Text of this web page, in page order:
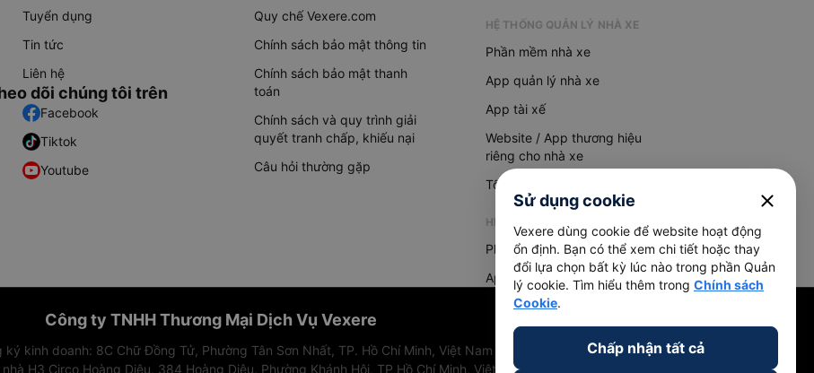
Tuyển dụng
Tin tức
Liên hệ
dõi chúng tôi trên
Facebook
Tiktok
Youtube
Quy chế Vexere.com
Chính sách bảo mật thông tin
Chính sách bảo mật thanh
toán
Chính sách và quy trình giải
quyết tranh chấp, khiếu nại
Câu hỏi thường gặp
HỆ THỐNG QUẢN LÝ NHÀ XE
Phần mềm nhà xe
App quản lý nhà xe
App tài xế
Website / App thương hiệu
riêng cho nhà xe
Tổng đài AI
HỆ THỐNG QUẢN LÝ HÀNG HOÁ
Phần mềm quản lý hàng hoá
App quản lý hàng hoá
Công ty TNHH Thương Mại Dịch Vụ Vexere
kinh doanh: 8C Chữ Đồng Tử, Phường Tân Sơn Nhất, TP. Hồ Chí Minh, Việt Nam
H3 Circo Hoàng Diệu, 384 Hoàng Diệu, Phường Khánh Hội, TP Hồ Chí Minh, Việt Nam
Sử dụng cookie close
Vexere dùng cookie để website hoạt động
ổn định. Bạn có thể xem chi tiết hoặc thay
đổi lựa chọn bất kỳ lúc nào trong phần Quản
lý cookie. Tìm hiểu thêm trong Chính sách
Cookie.
Chấp nhận tất cả